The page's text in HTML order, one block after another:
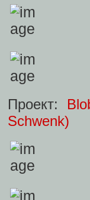
Проект:
Schwenk)